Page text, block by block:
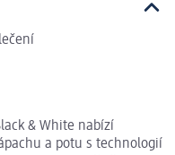
& White nabízí
a potu s technologií